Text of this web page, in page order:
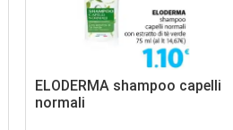
ELODERMA shampoo capelli
normali